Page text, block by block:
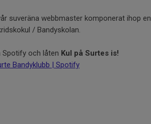
suveräna webbmaster komponerat ihop en
/ Bandyskolan.
Spotify och låten Kul på Surtes is!
Bandyklubb | Spotify